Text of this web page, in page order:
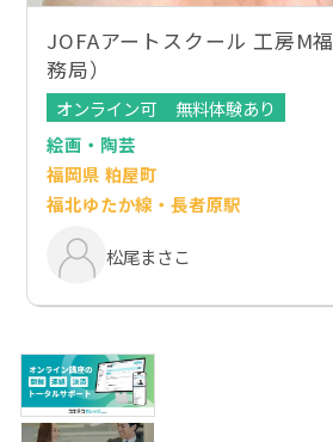
JOFAアートスクール 工房M
務局）
オンライン可
無料体験あり
絵画・陶芸
福岡県 粕屋町
福北ゆたか線・長者原駅
松尾まさこ